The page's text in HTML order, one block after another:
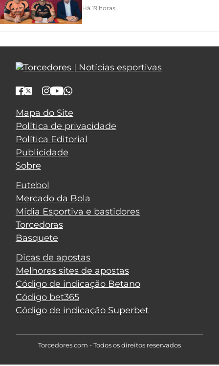
Há 19 horas
Mapa do Site
Política de privacidade
Política Editorial
Publicidade
Sobre
Futebol
Mercado da Bola
Mídia Esportiva e bastidores
Torcedoras
Basquete
Dicas de apostas
Melhores sites de apostas
Código de indicação Betano
Código bet365
Código de indicação Superbet
Torcedores.com - Todos os direitos reservados